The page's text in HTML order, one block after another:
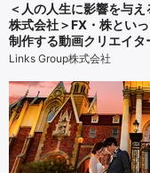
＜人の人生に影響を与
株式会社＞FX・株とい
制作する動画クリエイタ
Links Group株式会社